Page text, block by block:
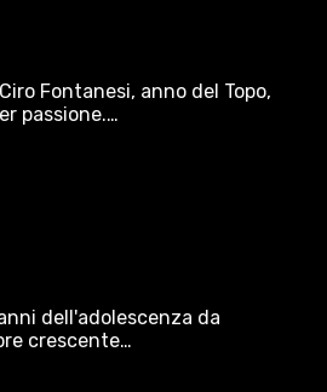
Fontanesi, anno del Topo,
passione.…
dell'adolescenza da
crescente…